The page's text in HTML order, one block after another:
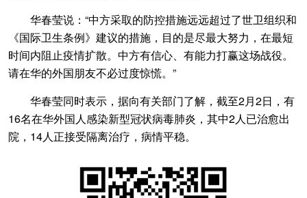
华春莹说：“中方采取的防控措施远远超过了世卫组织和
《国际卫生条例》建议的措施，目的是尽最大努力，在最短
时间内阻止疫情扩散。中方有信心、有能力打赢这场战役。
请在华的外国朋友不必过度惊慌。”
华春莹同时表示，据向有关部门了解，截至2月2日，有
16名在华外国人感染新型冠状病毒肺炎，其中2人已治愈出
院，14人正接受隔离治疗，病情平稳。